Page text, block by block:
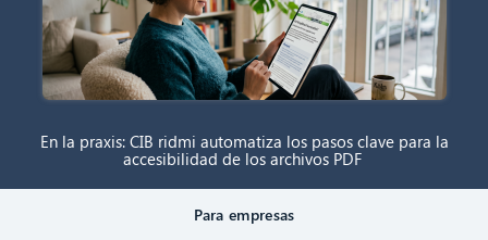
En la praxis: CIB ridmi automatiza los pasos clave para la
accesibilidad de los archivos PDF
Para empresas